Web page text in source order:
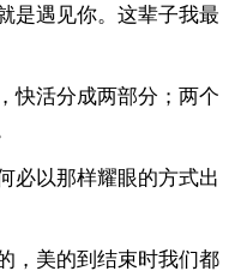
是遇见你。这辈子我最
快活分成两部分；两个
必以那样耀眼的方式出
，美的到结束时我们都